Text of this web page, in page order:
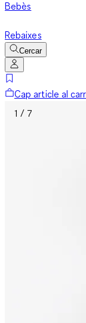
Bebès
Rebaixes
Cercar
Cap article al
1 / 7